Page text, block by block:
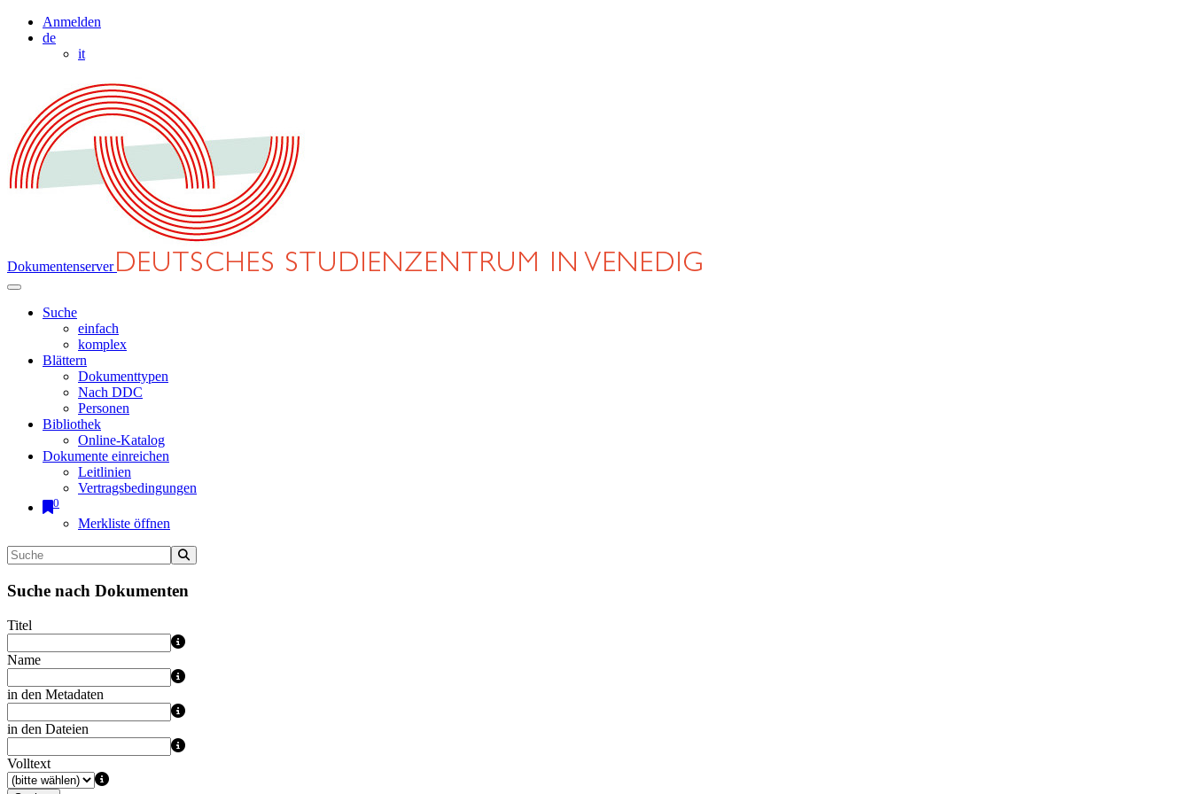
Anmelden
de
it
Dokumentenserver
Suche
einfach
komplex
Blättern
Dokumenttypen
Nach DDC
Personen
Bibliothek
Online-Katalog
Dokumente einreichen
Leitlinien
Vertragsbedingungen
0
Merkliste öffnen
Suche nach Dokumenten
Titel
Name
in den Metadaten
in den Dateien
Volltext